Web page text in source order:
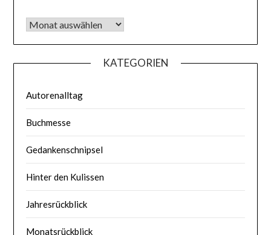
Was bisher geschah
KATEGORIEN
Autorenalltag
Buchmesse
Gedankenschnipsel
Hinter den Kulissen
Jahresrückblick
Monatsrückblick